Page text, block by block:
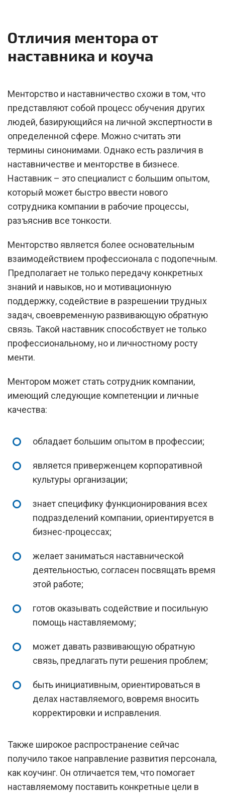
Отличия ментора от
наставника и коуча
Менторство и наставничество схожи в том, что
представляют собой процесс обучения других
людей, базирующийся на личной экспертности в
определенной сфере. Можно считать эти
термины синонимами. Однако есть различия в
наставничестве и менторстве в бизнесе.
Наставник – это специалист с большим опытом,
который может быстро ввести нового
сотрудника компании в рабочие процессы,
разъяснив все тонкости.
Менторство является более основательным
взаимодействием профессионала с подопечным.
Предполагает не только передачу конкретных
знаний и навыков, но и мотивационную
поддержку, содействие в разрешении трудных
задач, своевременную развивающую обратную
связь. Такой наставник способствует не только
профессиональному, но и личностному росту
менти.
Ментором может стать сотрудник компании,
имеющий следующие компетенции и личные
качества:
обладает большим опытом в профессии;
является приверженцем корпоративной
культуры организации;
знает специфику функционирования всех
подразделений компании, ориентируется в
бизнес-процессах;
желает заниматься наставнической
деятельностью, согласен посвящать время
этой работе;
готов оказывать содействие и посильную
помощь наставляемому;
может давать развивающую обратную
связь, предлагать пути решения проблем;
быть инициативным, ориентироваться в
делах наставляемого, вовремя вносить
корректировки и исправления.
Также широкое распространение сейчас
получило такое направление развития персонала,
как коучинг. Он отличается тем, что помогает
наставляемому поставить конкретные цели в